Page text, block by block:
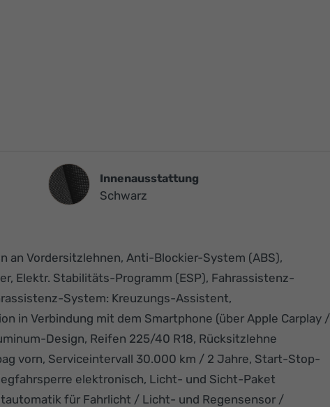
InnenausstattungInnenausstattung
Schwarz
an Vordersitzlehnen, Anti-Blockier-System (ABS),
Elektr. Stabilitäts-Programm (ESP), Fahrassistenz-
System: Kreuzungs-Assistent,
in Verbindung mit dem Smartphone (über Apple Carplay /
Design, Reifen 225/40 R18, Rücksitzlehne
vorn, Serviceintervall 30.000 km / 2 Jahre, Start-Stop-
elektronisch, Licht- und Sicht-Paket
für Fahrlicht / Licht- und Regensensor /